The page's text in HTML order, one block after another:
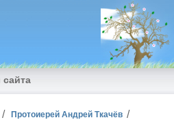
Протоиерей Андрей Ткачёв